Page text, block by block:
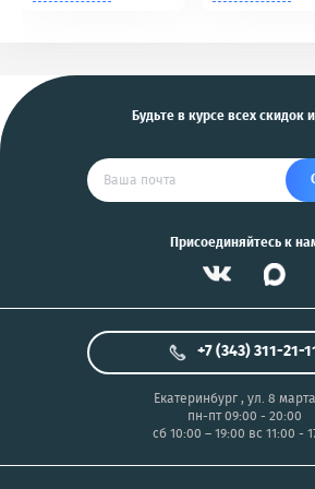
Будьте в курсе всех скидок
Присоединяйтесь к
+7 (343) 311-21-
Екатеринбург, ул. 8
пн-пт 09:00 - 20:00
сб 10:00 – 19:00 вс 11:00 -